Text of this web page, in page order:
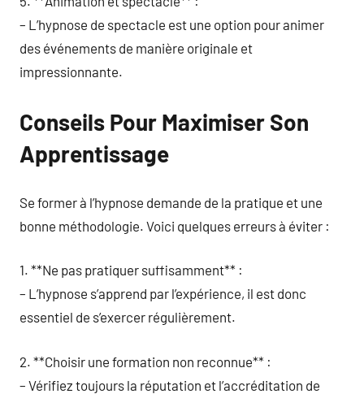
– L’hypnose de spectacle est une option pour animer
des événements de manière originale et
impressionnante.
Conseils Pour Maximiser Son
Apprentissage
Se former à l’hypnose demande de la pratique et une
bonne méthodologie. Voici quelques erreurs à éviter :
1. **Ne pas pratiquer suffisamment** :
– L’hypnose s’apprend par l’expérience, il est donc
essentiel de s’exercer régulièrement.
2. **Choisir une formation non reconnue** :
– Vérifiez toujours la réputation et l’accréditation de